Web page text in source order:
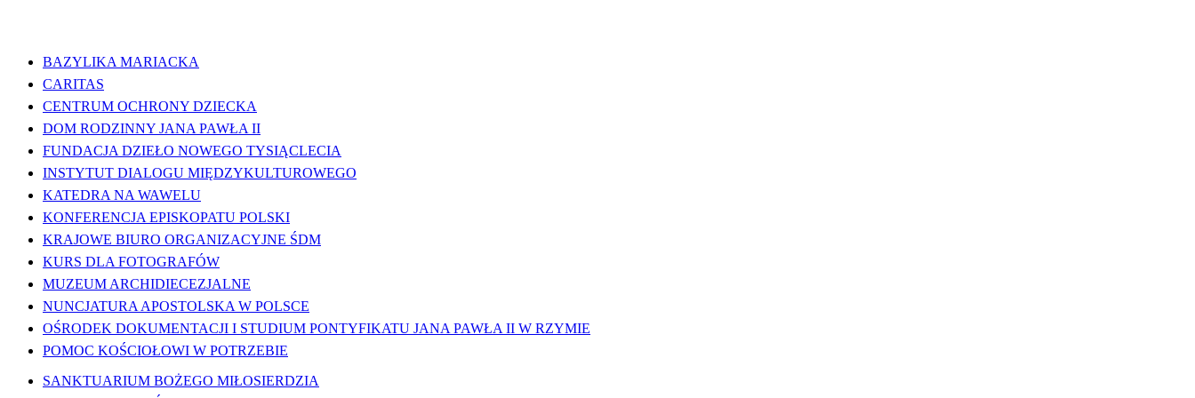
BAZYLIKA MARIACKA
CARITAS
CENTRUM OCHRONY DZIECKA
DOM RODZINNY JANA PAWŁA II
FUNDACJA DZIEŁO NOWEGO TYSIĄCLECIA
INSTYTUT DIALOGU MIĘDZYKULTUROWEGO
KATEDRA NA WAWELU
KONFERENCJA EPISKOPATU POLSKI
KRAJOWE BIURO ORGANIZACYJNE ŚDM
KURS DLA FOTOGRAFÓW
MUZEUM ARCHIDIECEZJALNE
NUNCJATURA APOSTOLSKA W POLSCE
OŚRODEK DOKUMENTACJI I STUDIUM PONTYFIKATU JANA PAWŁA II W RZYMIE
POMOC KOŚCIOŁOWI W POTRZEBIE
SANKTUARIUM BOŻEGO MIŁOSIERDZIA